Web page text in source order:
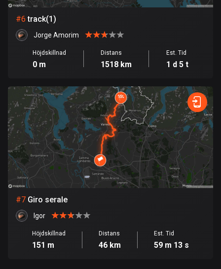
Ecuador
520 rutter
122 rutter
9 rutter
El Salvador
113 rutter
Elfenbenskusten
1 rutt
1146 rutter
Etiopien
Färöarna
#6 track(1)
Jorge Amorim
Höjdskillnad
0 m
Distans
1518 km
Est. Tid
1 d 5 t
#7 Giro serale
Igor
Höjdskillnad
151 m
Distans
46 km
Est. Tid
59 m 13 s